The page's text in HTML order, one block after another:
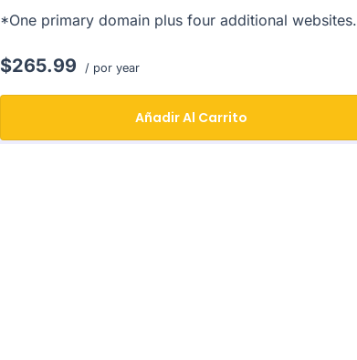
*One primary domain plus four additional websites.
$265.99 / por year
Añadir Al Carrito